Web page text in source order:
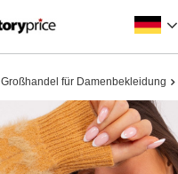
Großhandel für Damenbekleidung